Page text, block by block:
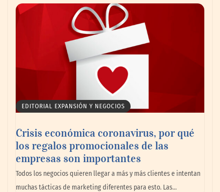
impulsando la colaboración en el sector
La omnicanalidad redefine la forma de
planear viajes en México
EDITORIAL EXPANSIÓN Y NEGOCIOS
Crisis económica coronavirus, por qué
los regalos promocionales de las
empresas son importantes
Todos los negocios quieren llegar a más y más clientes e intentan
muchas tácticas de marketing diferentes para esto. Las…